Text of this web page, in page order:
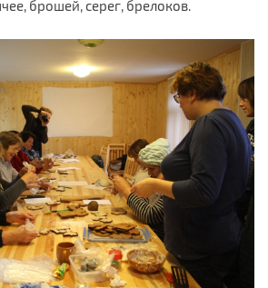
брошей, серег, брелоков.